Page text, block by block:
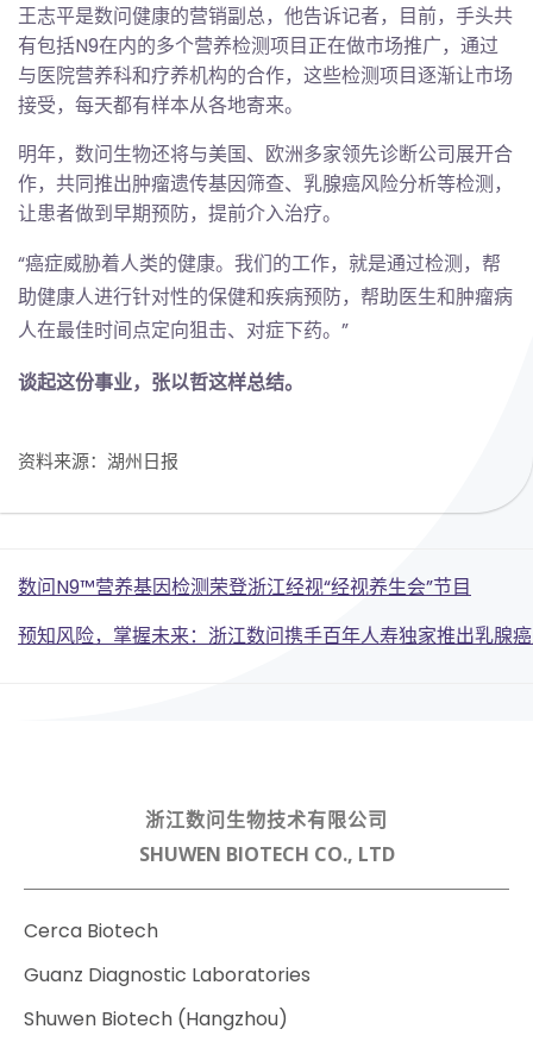
王志平是数问健康的营销副总，他告诉记者，目前，手头共
有包括N9在内的多个营养检测项目正在做市场推广，通过
与医院营养科和疗养机构的合作，这些检测项目逐渐让市场
接受，每天都有样本从各地寄来。
明年，数问生物还将与美国、欧洲多家领先诊断公司展开合
作，共同推出肿瘤遗传基因筛查、乳腺癌风险分析等检测，
让患者做到早期预防，提前介入治疗。
“癌症威胁着人类的健康。我们的工作，就是通过检测，帮
助健康人进行针对性的保健和疾病预防，帮助医生和肿瘤病
人在最佳时间点定向狙击、对症下药。”
谈起这份事业，张以哲这样总结。
资料来源：湖州日报
Post
navigation
数问N9™营养基因检测荣登浙江经视“经视养生会”节目
Post
预知风险，掌握未来：浙江数问携手百年人寿独家推出乳腺
浙江数问生物技术有限公司
SHUWEN BIOTECH CO., LTD
Cerca Biotech
Guanz Diagnostic Laboratories
Shuwen Biotech (Hangzhou)